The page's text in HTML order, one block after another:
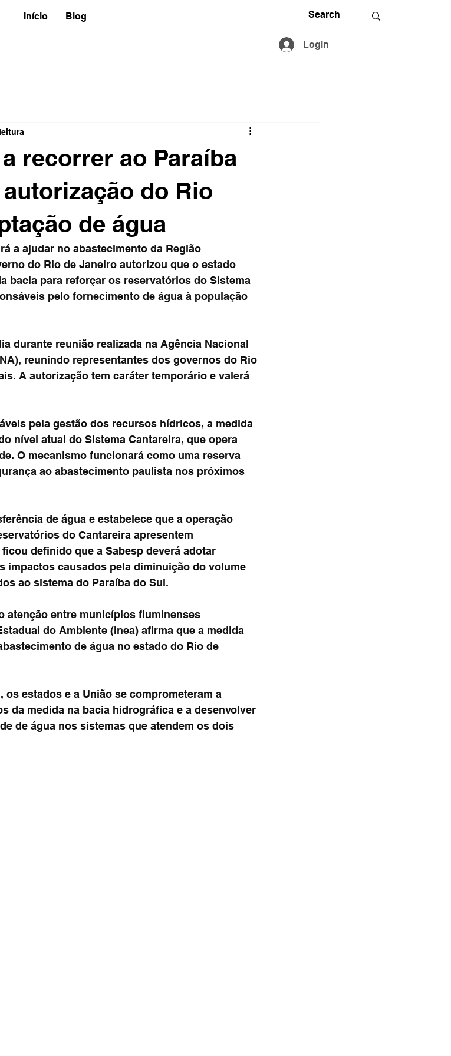
Início Blog
Login
recorrer ao Paraíba
do Rio
de água
a ajudar no abastecimento da Região
do Rio de Janeiro autorizou que o estado
bacia para reforçar os reservatórios do Sistema
pelo fornecimento de água à população
durante reunião realizada na Agência Nacional
reunindo representantes dos governos do Rio
A autorização tem caráter temporário e valerá
pela gestão dos recursos hídricos, a medida
nível atual do Sistema Cantareira, que opera
O mecanismo funcionará como uma reserva
ao abastecimento paulista nos próximos
de água e estabelece que a operação
do Cantareira apresentem
definido que a Sabesp deverá adotar
impactos causados pela diminuição do volume
ao sistema do Paraíba do Sul.
atenção entre municípios fluminenses
do Ambiente (Inea) afirma que a medida
de água no estado do Rio de
estados e a União se comprometeram a
da medida na bacia hidrográfica e a desenvolver
de água nos sistemas que atendem os dois